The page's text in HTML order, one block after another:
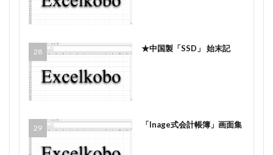
★中国製「SSD」 始末記
「Inage式会計帳簿」画面集